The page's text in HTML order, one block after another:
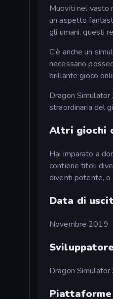
Muoviti nel vasto
un aspetto
gli umani, questi
C'è anche un
necessario
brillante gioco
Dragon
straordinaria del
Altri giochi
Hai imparato a
contiene titoli
diventi potente, o
Data di
Novembre 2019
Sviluppatore
Dragon
Piattaforme